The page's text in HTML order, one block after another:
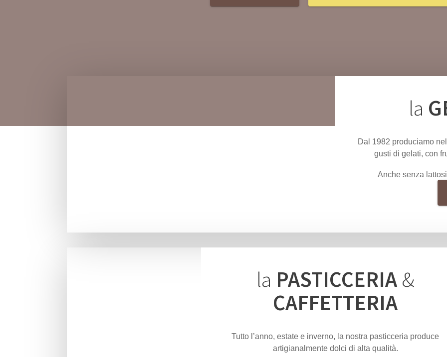
la
Dal 1982 produciamo
gusti di gelati, con
Anche senza
la PASTICCERIA &
CAFFETTERIA
Tutto l’anno, estate e inverno, la nostra pasticceria produce
artigianalmente dolci di alta qualità.